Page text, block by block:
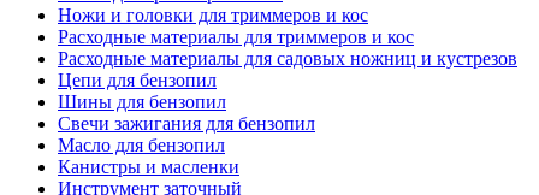
Ножи и головки для триммеров и кос
Расходные материалы для триммеров и кос
Расходные материалы для садовых ножниц и кустрезов
Цепи для бензопил
Шины для бензопил
Свечи зажигания для бензопил
Масло для бензопил
Канистры и масленки
Инструмент заточный